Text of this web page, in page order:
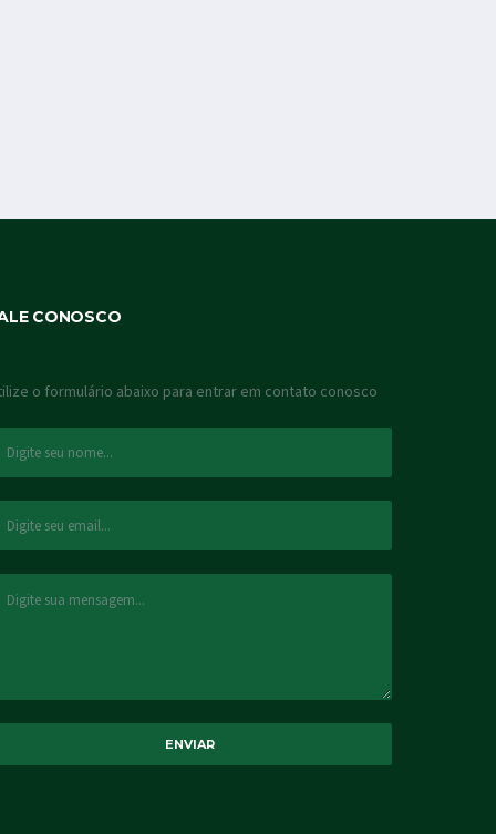
CONOSCO
o formulário abaixo para entrar em contato conosco